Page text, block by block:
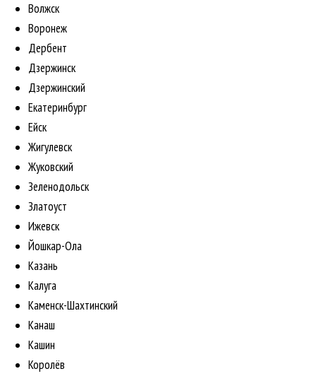
Волжск
Воронеж
Дербент
Дзержинск
Дзержинский
Екатеринбург
Ейск
Жигулевск
Жуковский
Зеленодольск
Златоуст
Ижевск
Йошкар-Ола
Казань
Калуга
Каменск-Шахтинский
Канаш
Кашин
Королёв